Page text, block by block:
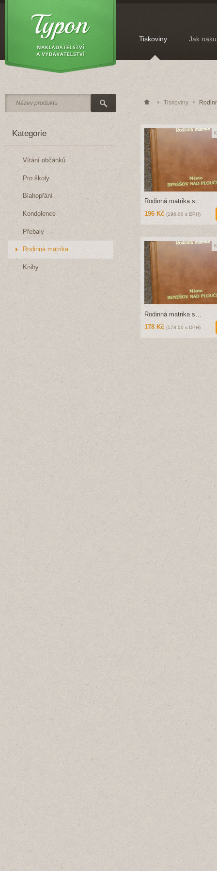
Tiskoviny Jak
Kategorie
Vítání občánků
Pro školy
Blahopřání
Kondolence
Přebaly
Rodinná matrika
Knihy
Tiskoviny
Rodinná matrika s…
196 Kč (196,00 s DPH)
Rodinná matrika s…
178 Kč (178,00 s DPH)